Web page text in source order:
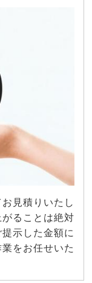
見積りいたし
ることは絶対
示した金額に
をお任せいた